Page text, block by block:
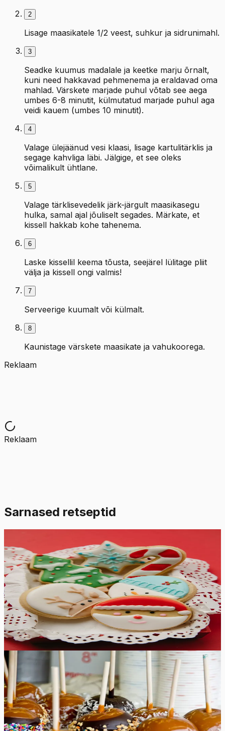
2
Lisage maasikatele 1/2 veest, suhkur ja sidrunimahl.
3
Seadke kuumus madalale ja keetke marju õrnalt,
kuni need hakkavad pehmenema ja eraldavad oma
mahlad. Värskete marjade puhul võtab see aega
umbes 6-8 minutit, külmutatud marjade puhul aga
veidi kauem (umbes 10 minutit).
4
Valage ülejäänud vesi klaasi, lisage kartulitärklis ja
segage kahvliga läbi. Jälgige, et see oleks
võimalikult ühtlane.
5
Valage tärklisevedelik järk-järgult maasikasegu
hulka, samal ajal jõuliselt segades. Märkate, et
kissell hakkab kohe tahenema.
6
Laske kissellil keema tõusta, seejärel lülitage pliit
välja ja kissell ongi valmis!
7
Serveerige kuumalt või külmalt.
8
Kaunistage värskete maasikate ja vahukoorega.
Reklaam
Reklaam
Sarnased retseptid
Suhkruküpsiste glasuur
See suhkruküpsiste glasuur kuivab kõvaks ja läikivaks,
jättes värvid erksaks. Valmistage nii palju erinevaid
värvilisi glasuure kui soovite, et oma pühadeküpsised
veelgi erilisemaks ja lõbusamaks muuta.
10min
12tk
Lihtne
Hinnang:(5 )
Karamelliseeritud õunad
Naudi sügismaitseid meie gurmee karamelliseeritud
õuntega – krõmpsuv ja mahlane maius, mis on kaetud
rikkaliku karamellikihiga, sobides ideaalselt hooajaliseks